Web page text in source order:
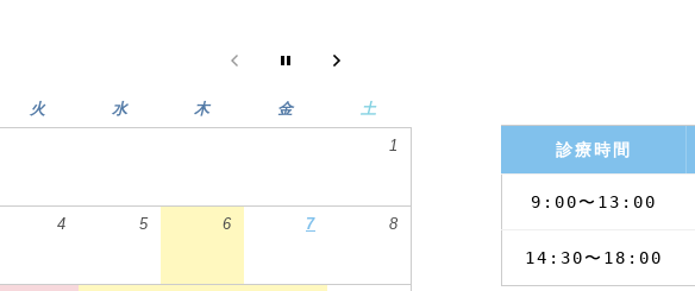
火 水 木 金 土
1
4 5 6 7 8
診療時間
9:00〜13:00
14:30〜18:00